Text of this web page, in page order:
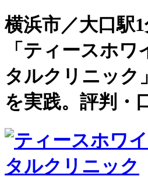
横浜市／大口駅
「ティースホ
タルクリニック
を実践。評判・